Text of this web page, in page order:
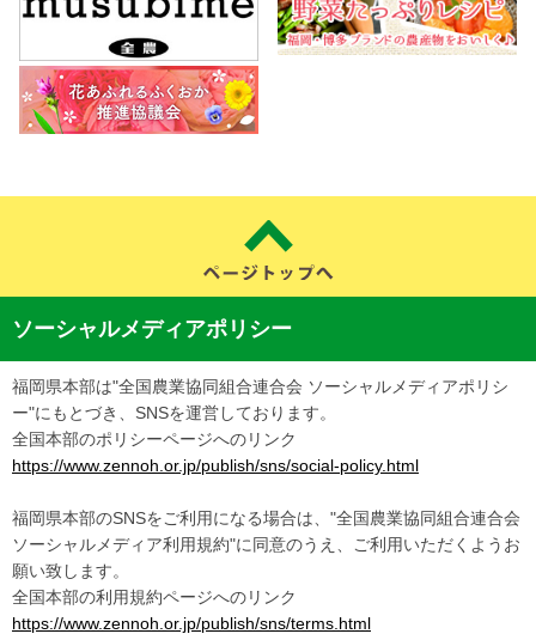
ソーシャルメディアポリシー
福岡県本部は"全国農業協同組合連合会 ソーシャルメディアポリシ
ー"にもとづき、SNSを運営しております。
全国本部のポリシーページへのリンク
https://www.zennoh.or.jp/publish/sns/social-policy.html
福岡県本部のSNSをご利用になる場合は、"全国農業協同組合連合会
ソーシャルメディア利用規約"に同意のうえ、ご利用いただくようお
願い致します。
全国本部の利用規約ページへのリンク
https://www.zennoh.or.jp/publish/sns/terms.html